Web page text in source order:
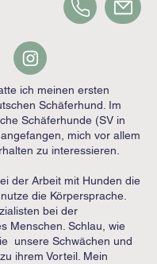
ich meinen ersten
Schäferhund. Im
Schäferhunde (SV in
mich vor allem
zu interessieren.
der Arbeit mit Hunden die
die Körpersprache.
bei der
Menschen. Schlau, wie
unsere Schwächen und
ihrem Vorteil. Mein